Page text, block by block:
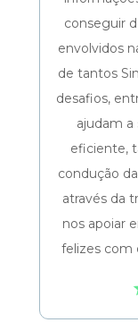
conseguir
envolvidos
de tantos
desafios,
ajudam
eficiente,
condução
através da
nos apoiar
felizes com